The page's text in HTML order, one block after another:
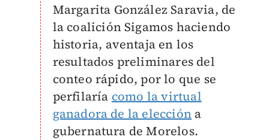
Margarita González Saravia, de
la coalición Sigamos haciendo
historia, aventaja en los
resultados preliminares del
conteo rápido, por lo que se
perfilaría como la virtual
ganadora de la elección a
gubernatura de Morelos.